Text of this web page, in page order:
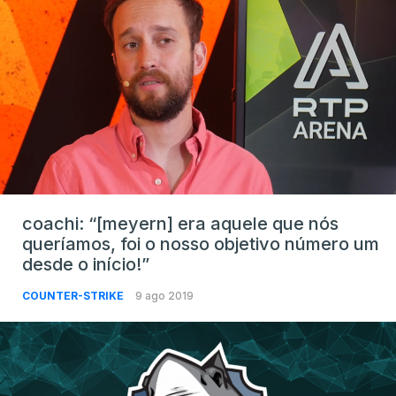
coachi: “[meyern] era aquele que nós
queríamos, foi o nosso objetivo número um
desde o início!”
COUNTER-STRIKE 9 ago 2019